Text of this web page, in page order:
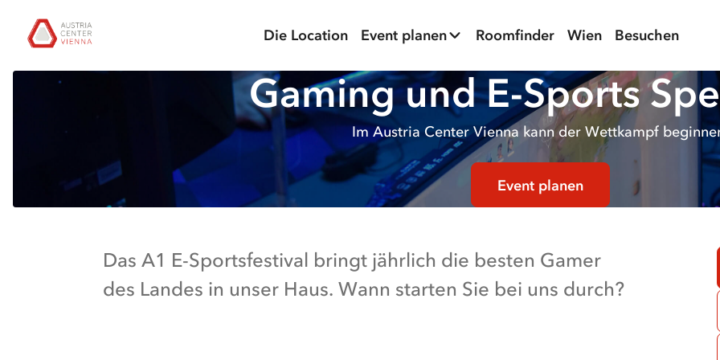
Hauptnavigation
springen
Austria Center Vienna: Zur Startseite
Die Location Event planen Roomfinder Wien Besuchen
Suche
Gaming und E-Sports
Im Austria Center Vienna kann der Wettkampf
Event planen
Das A1 E-Sportsfestival bringt jährlich die besten Gamer
des Landes in unser Haus. Wann starten Sie bei uns durch?